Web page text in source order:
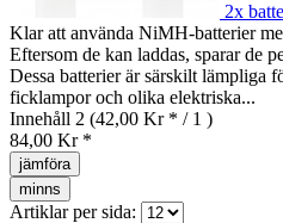
2x
Klar att använda NiMH-batterier
Eftersom de kan laddas, sparar de
Dessa batterier är särskilt lämpliga
ficklampor och olika elektriska...
Innehåll 2 (42,00 Kr * / 1 )
84,00 Kr *
jämföra
minns
Artiklar per sida: